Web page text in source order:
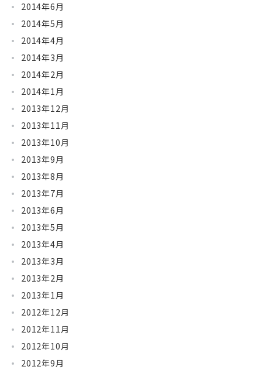
2014年6月
2014年5月
2014年4月
2014年3月
2014年2月
2014年1月
2013年12月
2013年11月
2013年10月
2013年9月
2013年8月
2013年7月
2013年6月
2013年5月
2013年4月
2013年3月
2013年2月
2013年1月
2012年12月
2012年11月
2012年10月
2012年9月